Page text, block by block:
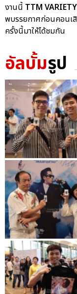
งานนี้ TTM VARIETY
พบรรยกาศก่อนคอนเสิ
ครั้งนี้มาให้ได้ชมกัน
อัลบั้มรูป